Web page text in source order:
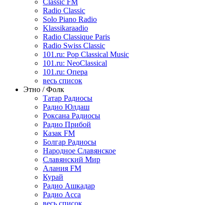
Classic FM
Radio Classic
Solo Piano Radio
Klassikaraadio
Radio Classique Paris
Radio Swiss Classic
101.ru: Pop Classical Music
101.ru: NeoClassical
101.ru: Опера
весь список
Этно / Фолк
Татар Радиосы
Радио Юлдаш
Роксана Радиосы
Радио Прибой
Казак FM
Болгар Радиосы
Народное Славянское
Славянский Мир
Алания FM
Курай
Радио Ашкадар
Радио Асса
весь список